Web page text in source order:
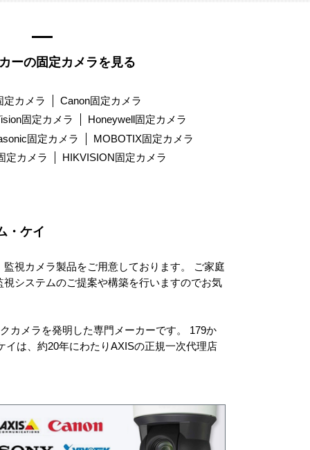
ーの固定カメラを見る
定カメラ
Canon固定カメラ
固定カメラ
Honeywell固定カメラ
固定カメラ
MOBOTIX固定カメラ
定カメラ
HIKVISION固定カメラ
・ケイ
視カメラ製品をご用意しております。 ご家庭
システムのご提案や構築を行いますのでお気
カメラを発明した専門メーカーです。 179か
は、約20年にわたりAXISの正規一次代理店